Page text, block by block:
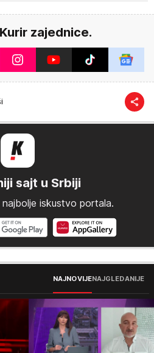
zajednice.
sajt u Srbiji
iskustvo portala.
NAJNOVIJENAJGLEDANIJE